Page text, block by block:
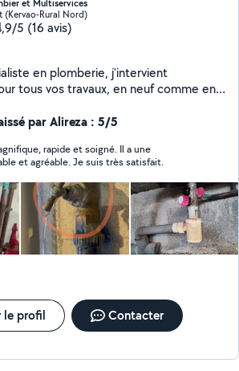
et Multiservices
(Kervao-Rural Nord)
5 (16 avis)
tous vos travaux, en neuf comme en
des particuliers et des
d'eau, canalisation bouchée)
(lavabo, douche, WC, chauffe-eau)
salle de bain Entretien et remplacement
Détection et réparation de fuites
de chauffage. Je suis
pour monter des meubles ou des
travaux de jardinage A bientôt.
par Alireza : 5/5
rapide et soigné. Il a une
et agréable. Je suis très satisfait.
le profil Contacter